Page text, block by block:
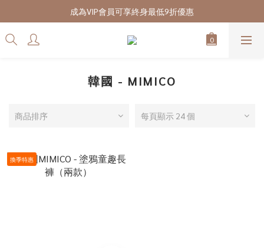
7/28-8/20 CUBi 收藏季全館買二送一
成為VIP會員可享終身最低9折優惠
7/28-8/20 CUBi 收藏季全館買二送一
韓國 - MIMICO
商品排序 每頁顯示 24 個
換季特惠